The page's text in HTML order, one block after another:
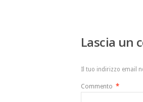
Lascia un
Il tuo indirizzo email
Commento *